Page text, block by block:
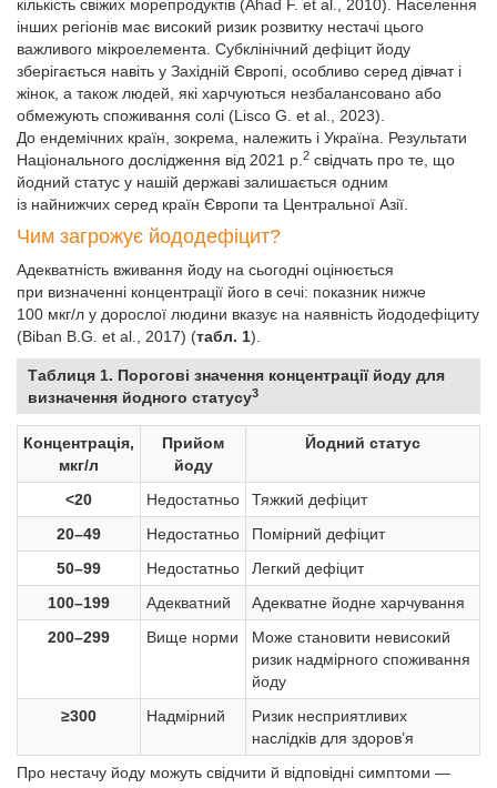
кількість свіжих морепродуктів (Ahad F. et al., 2010). Населення
інших регіонів має високий ризик розвитку нестачі цього
важливого мікроелемента. Субклінічний дефіцит йоду
зберігається навіть у Західній Європі, особливо серед дівчат і
жінок, а також людей, які харчуються незбалансовано або
обмежують споживання солі (Lisco G. et al., 2023).
До ендемічних країн, зокрема, належить і Україна. Результати
Національного дослідження від 2021 р. 2 свідчать про те, що
йодний статус у нашій державі залишається одним
із найнижчих серед країн Європи та Центральної Азії.
Чим загрожує йододефіцит?
Адекватність вживання йоду на сьогодні оцінюється
при визначенні концентрації його в сечі: показник нижче
100 мкг/л у дорослої людини вказує на наявність йододефіциту
(Biban B.G. et al., 2017) (табл. 1).
Таблиця 1. Порогові значення концентрації йоду для
визначення йодного статусу3
Концентрація,
мкг/л
Прийом
йоду
Йодний статус
<20 Недостатньо
Тяжкий дефіцит
20–49
Недостатньо
Помірний дефіцит
50–99
Недостатньо
Легкий дефіцит
100–199
Адекватний
Адекватне йодне харчування
200–299
Вище норми
Може становити невисокий
ризик надмірного споживання
йоду
≥300
Надмірний
Ризик несприятливих
наслідків для здоров’я
Про нестачу йоду можуть свідчити й відповідні симптоми —